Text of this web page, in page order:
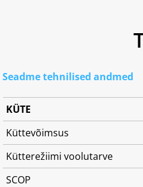
Seadme tehnilised andmed
KÜTE
Küttevõimsus
Kütterežiimi voolutarve
SCOP